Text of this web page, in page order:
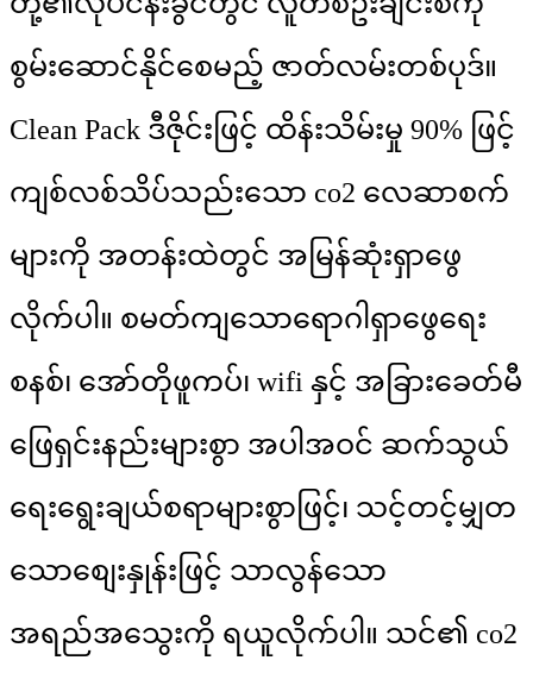
စွမ်းဆောင်နိုင်စေမည့် ဇာတ်လမ်းတစ်ပုဒ်။
Clean Pack ဒီဇိုင်းဖြင့် ထိန်းသိမ်းမှု 90% ဖြင့်
ကျစ်လစ်သိပ်သည်းသော co2 လေဆာစက်
များကို အတန်းထဲတွင် အမြန်ဆုံးရှာဖွေ
လိုက်ပါ။ စမတ်ကျသောရောဂါရှာဖွေရေး
စနစ်၊ အော်တိုဖူကပ်၊ wifi နှင့် အခြားခေတ်မီ
ဖြေရှင်းနည်းများစွာ အပါအဝင် ဆက်သွယ်
ရေးရွေးချယ်စရာများစွာဖြင့်၊ သင့်တင့်မျှတ
သောစျေးနှုန်းဖြင့် သာလွန်သော
အရည်အသွေးကို ရယူလိုက်ပါ။ သင်၏ co2